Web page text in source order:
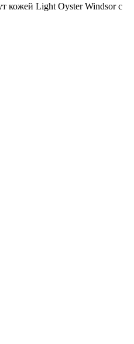
кожей Light Oyster Windsor с